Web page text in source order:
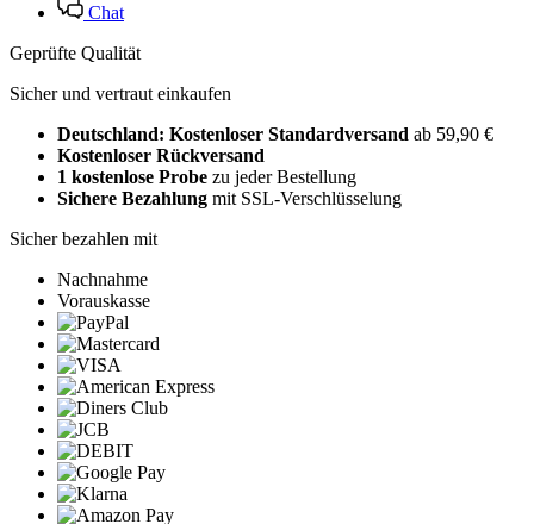
Chat
Geprüfte Qualität
Sicher und vertraut einkaufen
Deutschland: Kostenloser Standardversand ab 59,90 €
Kostenloser Rückversand
1 kostenlose Probe zu jeder Bestellung
Sichere Bezahlung mit SSL-Verschlüsselung
Sicher bezahlen mit
Nachnahme
Vorauskasse